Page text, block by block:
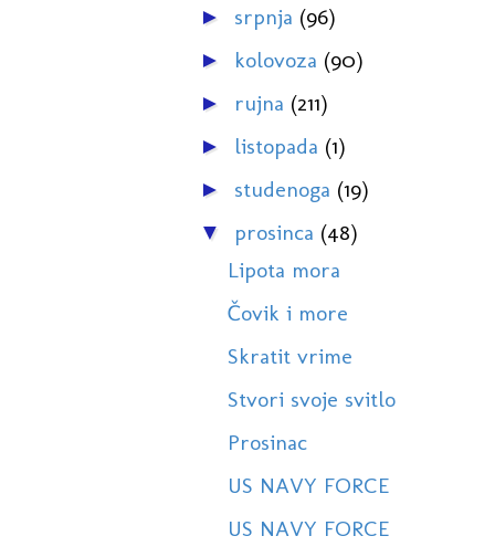
► srpnja (96)
► kolovoza (90)
► rujna (211)
► listopada (1)
► studenoga (19)
▼ prosinca (48)
Lipota mora
Čovik i more
Skratit vrime
Stvori svoje svitlo
Prosinac
US NAVY FORCE
US NAVY FORCE